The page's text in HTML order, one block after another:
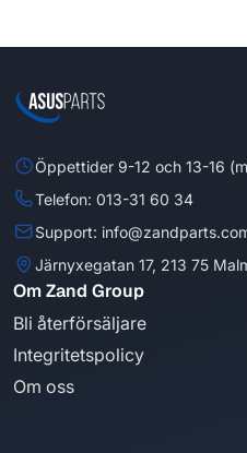
Öppettider 9-12 och 13-16
Telefon: 013-31 60 34
Support:
Järnyxegatan 17, 213 75
Om Zand Group
Bli återförsäljare
Integritetspolicy
Om oss